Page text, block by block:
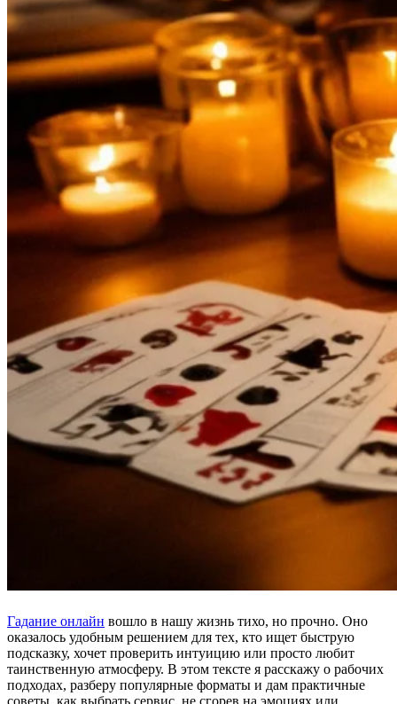
Гадание онлайн вошло в нашу жизнь тихо, но прочно. Оно
оказалось удобным решением для тех, кто ищет быструю
подсказку, хочет проверить интуицию или просто любит
таинственную атмосферу. В этом тексте я расскажу о рабочих
подходах, разберу популярные форматы и дам практичные
советы, как выбрать сервис, не сгорев на эмоциях или